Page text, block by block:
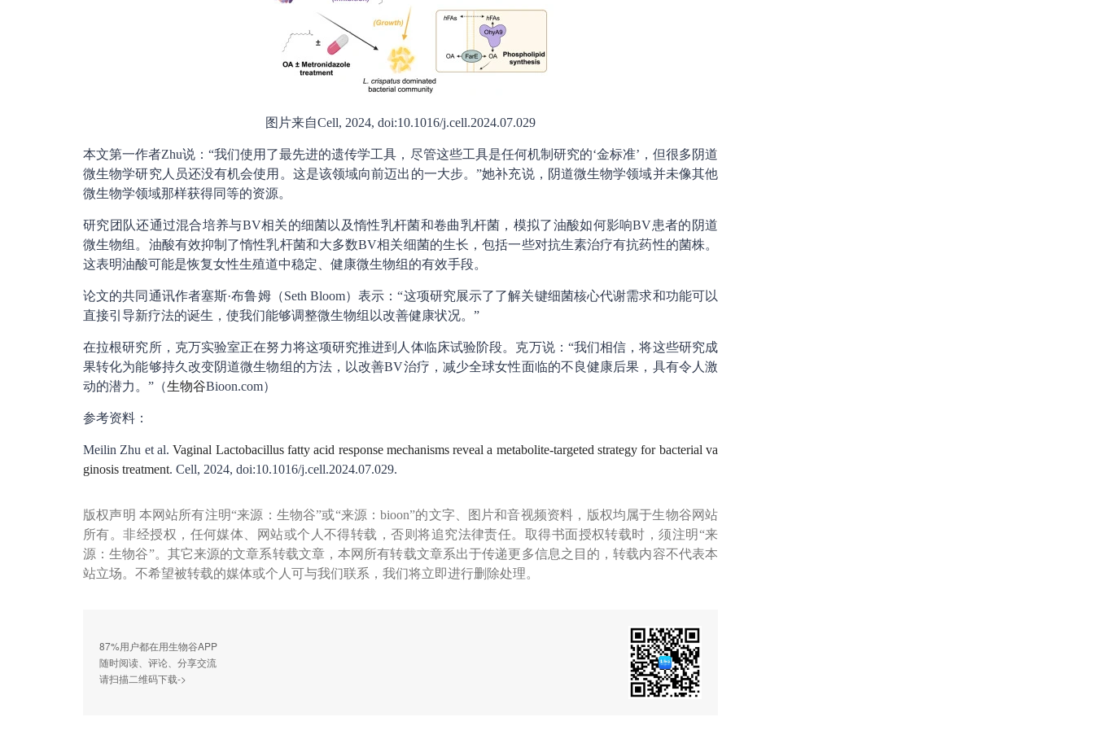
图片来自Cell, 2024, doi:10.1016/j.cell.2024.07.029
本文第一作者Zhu说：“我们使用了最先进的遗传学工具，尽管这些工具是任何机制研究的‘金标准’，但很多阴道
微生物学研究人员还没有机会使用。这是该领域向前迈出的一大步。”她补充说，阴道微生物学领域并未像其他
微生物学领域那样获得同等的资源。
研究团队还通过混合培养与BV相关的细菌以及惰性乳杆菌和卷曲乳杆菌，模拟了油酸如何影响BV患者的阴道
微生物组。油酸有效抑制了惰性乳杆菌和大多数BV相关细菌的生长，包括一些对抗生素治疗有抗药性的菌株。
这表明油酸可能是恢复女性生殖道中稳定、健康微生物组的有效手段。
论文的共同通讯作者塞斯·布鲁姆（Seth Bloom）表示：“这项研究展示了了解关键细菌核心代谢需求和功能可以
直接引导新疗法的诞生，使我们能够调整微生物组以改善健康状况。”
在拉根研究所，克万实验室正在努力将这项研究推进到人体临床试验阶段。克万说：“我们相信，将这些研究成
果转化为能够持久改变阴道微生物组的方法，以改善BV治疗，减少全球女性面临的不良健康后果，具有令人激
动的潜力。”（生物谷Bioon.com）
参考资料：
Meilin Zhu et al.Vaginal Lactobacillus fatty acid response mechanisms reveal a metabolite-targeted strategy for bacterial va
ginosis treatment. Cell, 2024, doi:10.1016/j.cell.2024.07.029.
版权声明 本网站所有注明“来源：生物谷”或“来源：bioon”的文字、图片和音视频资料，版权均属于生物谷网站
所有。非经授权，任何媒体、网站或个人不得转载，否则将追究法律责任。取得书面授权转载时，须注明“来
源：生物谷”。其它来源的文章系转载文章，本网所有转载文章系出于传递更多信息之目的，转载内容不代表本
站立场。不希望被转载的媒体或个人可与我们联系，我们将立即进行删除处理。
87%用户都在用生物谷APP
随时阅读、评论、分享交流
请扫描二维码下载->